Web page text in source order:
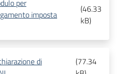
per
imposta
(46.33
kB)
di
(77.34